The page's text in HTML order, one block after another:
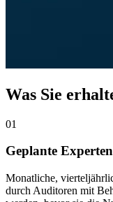
Was Sie
01
Geplante
Monatliche,
durch Auditoren mit